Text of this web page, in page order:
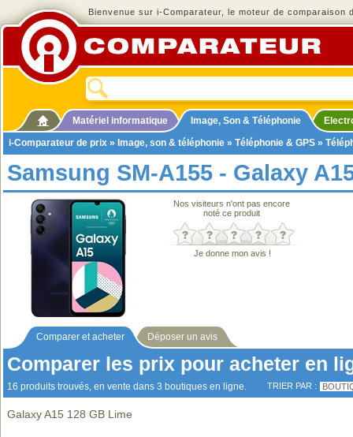
Bienvenue sur i-Comparateur, le moteur de comparaison
Matériel informatique Image, Son & Téléphonie
i-Comparateur de prix » Image, son & téléphonie » Téléphonie & GPS »
Samsung SM-A155 - Galaxy
Nos visiteurs n'ont pas encore
noté ce produit
Je donne mon avis !
Comparer et acheter Déposer un avis
Comparer les prix pour acheter en
16 produits trouvés, en vente dans 3 boutiques en ligne. TRIER PAR :
Galaxy A15 128 GB Lime